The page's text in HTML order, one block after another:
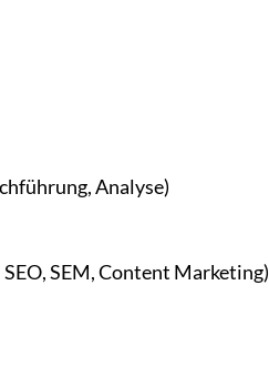
Analyse)
SEM, Content Marketing)